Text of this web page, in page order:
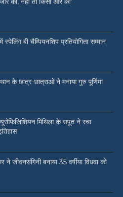
बी चैम्पियनशिप प्रतियोगिता सम्मान
के छात्र-छात्राओं ने मनाया गुरु पूर्णिमा
मिथिला के सपूत ने रचा
जीवनसंगिनी बनाया 35 वर्षीया विधवा को